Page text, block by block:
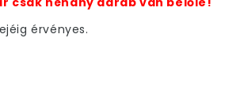
érvényes.